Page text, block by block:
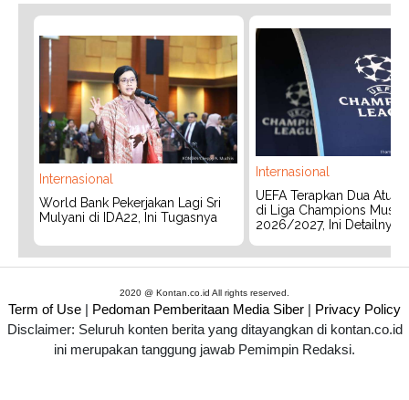
Internasional
World Bank Pekerjakan Lagi Sri
Mulyani di IDA22, Ini Tugasnya
Internasional
UEFA Terapkan Dua
di Liga Champions Musim
2026/2027, Ini Detailnya
2020 @ Kontan.co.id All rights reserved.
Term of Use | Pedoman Pemberitaan Media Siber | Privacy Policy
Disclaimer: Seluruh konten berita yang ditayangkan di kontan.co.id
ini merupakan tanggung jawab Pemimpin Redaksi.